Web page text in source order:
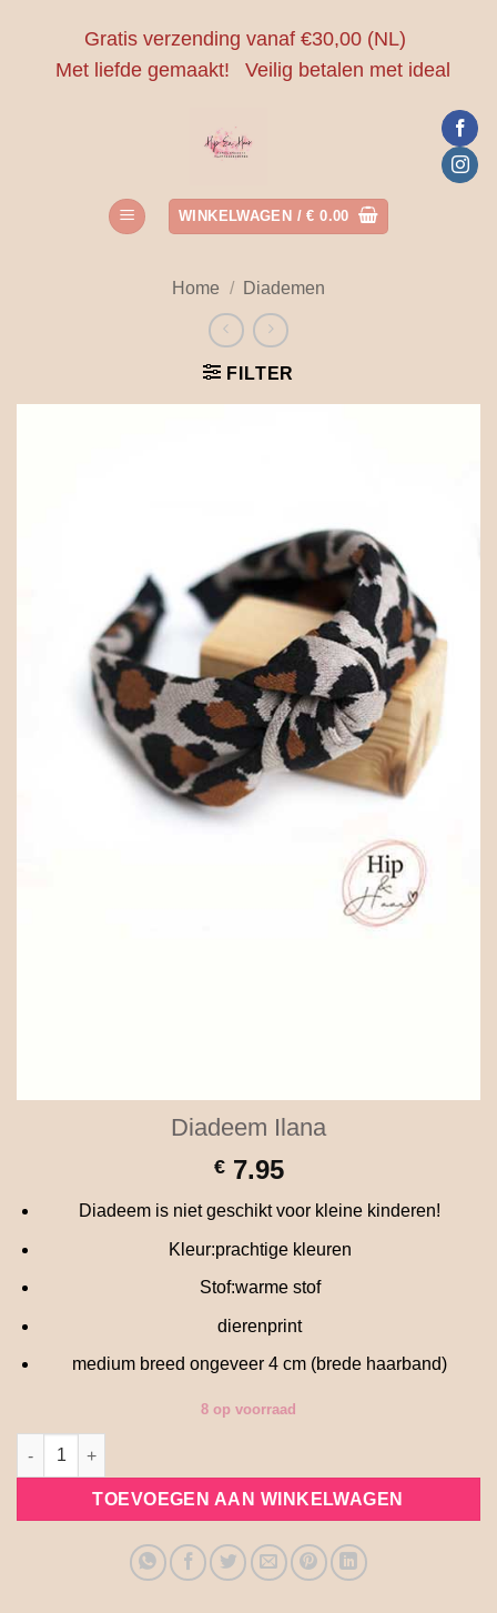
Gratis verzending vanaf €30,00 (NL)
Met liefde gemaakt!
Veilig betalen met ideal
WINKELWAGEN /€ 0.00
Home / Diademen
FILTER
Diadeem Ilana
€7.95
Diadeem is niet geschikt voor kleine kinderen!
Kleur:prachtige kleuren
Stof:warme stof
dierenprint
medium breed ongeveer 4 cm (brede haarband)
8 op voorraad
Diadeem Ilana aantal
TOEVOEGEN AAN WINKELWAGEN